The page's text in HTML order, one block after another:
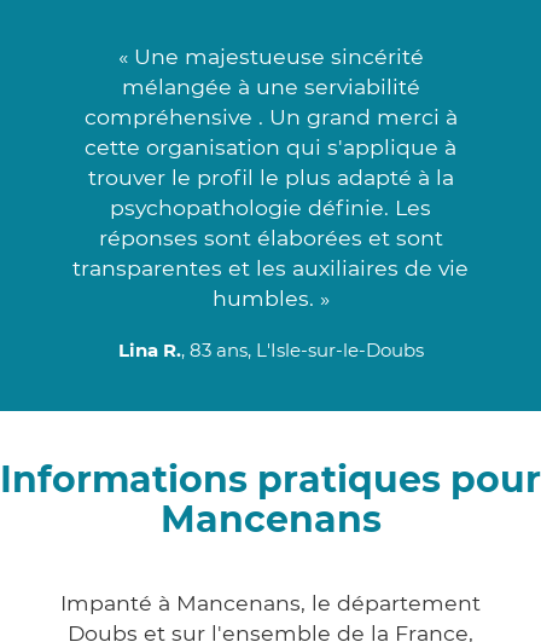
« Une majestueuse sincérité
mélangée à une serviabilité
compréhensive . Un grand merci à
cette organisation qui s'applique à
trouver le profil le plus adapté à la
psychopathologie définie. Les
réponses sont élaborées et sont
transparentes et les auxiliaires de vie
humbles. »
Lina R., 83 ans, L'Isle-sur-le-Doubs
Informations pratiques pour
Mancenans
Impanté à Mancenans, le département
Doubs et sur l'ensemble de la France,